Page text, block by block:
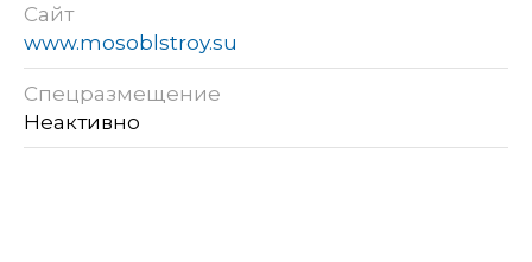
Сайт
www.mosoblstroy.su
Спецразмещение
Неактивно